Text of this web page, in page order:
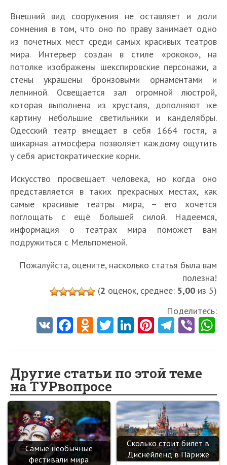
Внешний вид сооружения не оставляет и доли
сомнения в том, что оно по праву занимает одно
из почетных мест среди самых красивых театров
мира. Интерьер создан в стиле «рококо», на
потолке изображены шекспировские персонажи, а
стены украшены бронзовыми орнаментами и
лепниной. Освещается зал огромной люстрой,
которая выполнена из хрусталя, дополняют же
картину небольшие светильники и канделябры.
Одесский театр вмещает в себя 1664 гостя, а
шикарная атмосфера позволяет каждому ощутить
у себя аристократические корни.
Искусство просвещает человека, но когда оно
представляется в таких прекрасных местах, как
самые красивые театры мира, – его хочется
поглощать с ещё большей силой. Надеемся,
информация о театрах мира поможет вам
подружиться с Мельпоменой.
Пожалуйста, оцените, насколько статья была вам
полезна!
(2 оценок, среднее: 5,00 из 5)
Поделитесь:
V Fa
o
o
k
O
o
kl
as
sn
ik
T
er
Li
dI
n
Pi
es
t
Te
a
m
Vi
Другие статьи по этой теме
на ТУРвопросе
Самые необычные
фестивали мира
Сколько стоит билет в
Диснейленд в Париже